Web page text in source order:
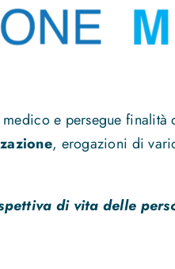
e persegue
, erogazioni di
di vita delle